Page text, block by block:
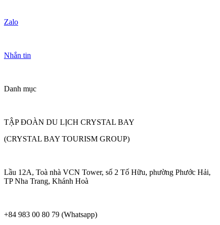
Zalo
Nhắn tin
Danh mục
TẬP ĐOÀN DU LỊCH CRYSTAL BAY
(CRYSTAL BAY TOURISM GROUP)
Lầu 12A, Toà nhà VCN Tower, số 2 Tố Hữu, phường Phước Hải,
TP Nha Trang, Khánh Hoà
+84 983 00 80 79 (Whatsapp)